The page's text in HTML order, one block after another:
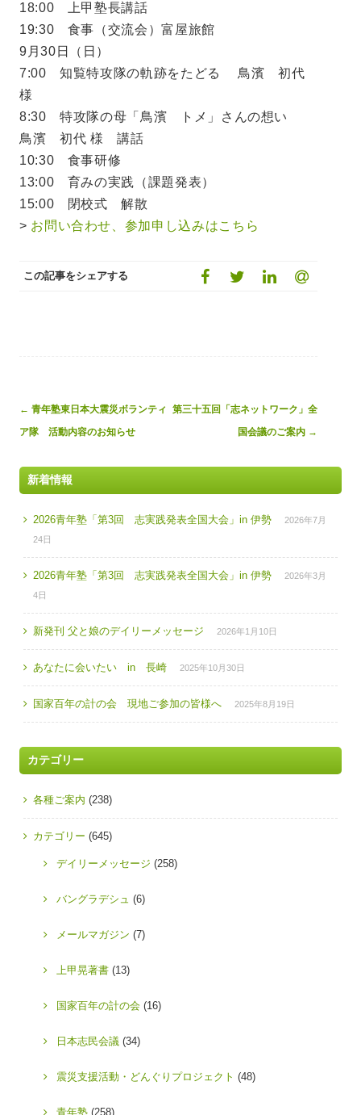
18:00 上甲塾長講話
19:30 食事（交流会）富屋旅館
9月30日（日）
7:00 知覧特攻隊の軌跡をたどる 鳥濱 初代
様
8:30 特攻隊の母「鳥濱 トメ」さんの想い
鳥濱 初代 様 講話
10:30 食事研修
13:00 育みの実践（課題発表）
15:00 閉校式 解散
> お問い合わせ、参加申し込みはこちら
この記事をシェアする
Post
navigation
← 青年塾東日本大震災ボランティ
ア隊 活動内容のお知らせ
第三十五回「志ネットワーク」全
国会議のご案内 →
新着情報
2026青年塾「第3回 志実践発表全国大会」in 伊勢
2026年7月
24日
2026青年塾「第3回 志実践発表全国大会」in 伊勢
2026年3月
4日
新発刊 父と娘のデイリーメッセージ 2026年1月10日
あなたに会いたい in 長崎 2025年10月30日
国家百年の計の会 現地ご参加の皆様へ 2025年8月19日
カテゴリー
各種ご案内 (238)
カテゴリー (645)
デイリーメッセージ (258)
バングラデシュ (6)
メールマガジン (7)
上甲晃著書 (13)
国家百年の計の会 (16)
日本志民会議 (34)
震災支援活動・どんぐりプロジェクト (48)
青年塾 (258)